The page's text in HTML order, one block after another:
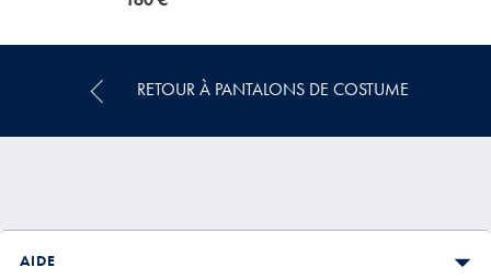
€
RETOUR À PANTALONS DE COSTUME
AIDE